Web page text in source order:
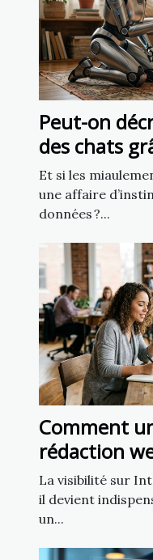
Peut-on
des chats
artificielle ?
Et si les
une affaire
données ?...
Comment
rédaction
transformer
ligne
La visibilité sur
il devient
un...